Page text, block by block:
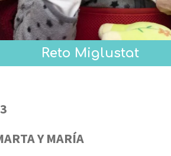
Reto Miglustat
Y MARÍA